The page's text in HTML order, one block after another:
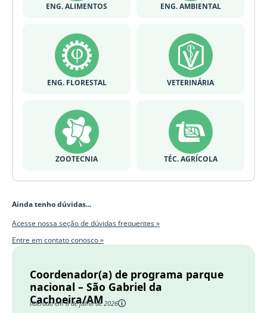
ENG. ALIMENTOS ENG. AMBIENTAL
ENG. FLORESTAL VETERINÁRIA
ZOOTECNIA TÉC. AGRÍCOLA
Ainda tenho dúvidas...
Acesse nossa seção de dúvidas frequentes »
Entre em contato conosco »
Coordenador(a) de programa parque
nacional – São Gabriel da
Cachoeira/AM
liberado em 8 de julho de 2026